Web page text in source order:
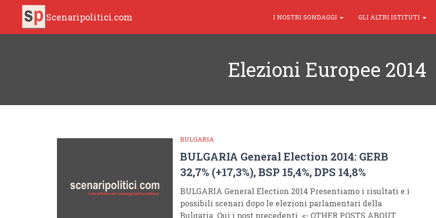
Scenaripolitici.com I NOSTRI SONDAGGI GLI ALTRI ISTITUTI
Elezioni Europee 2014
BULGARIA
BULGARIA General Election 2014: GERB
32,7% (+17,3%), BSP 15,4%, DPS 14,8%
BULGARIA General Election 2014 Presentiamo i risultati e i
possibili scenari dopo le elezioni parlamentari della
Bulgaria. Qui i post precedenti. <- OTHER POSTS ABOUT